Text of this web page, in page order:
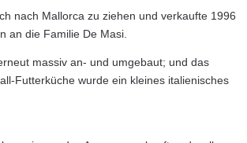
nach Mallorca zu ziehen und verkaufte 1996
an die Familie De Masi.
massiv an- und umgebaut; und das
Futterküche wurde ein kleines italienisches